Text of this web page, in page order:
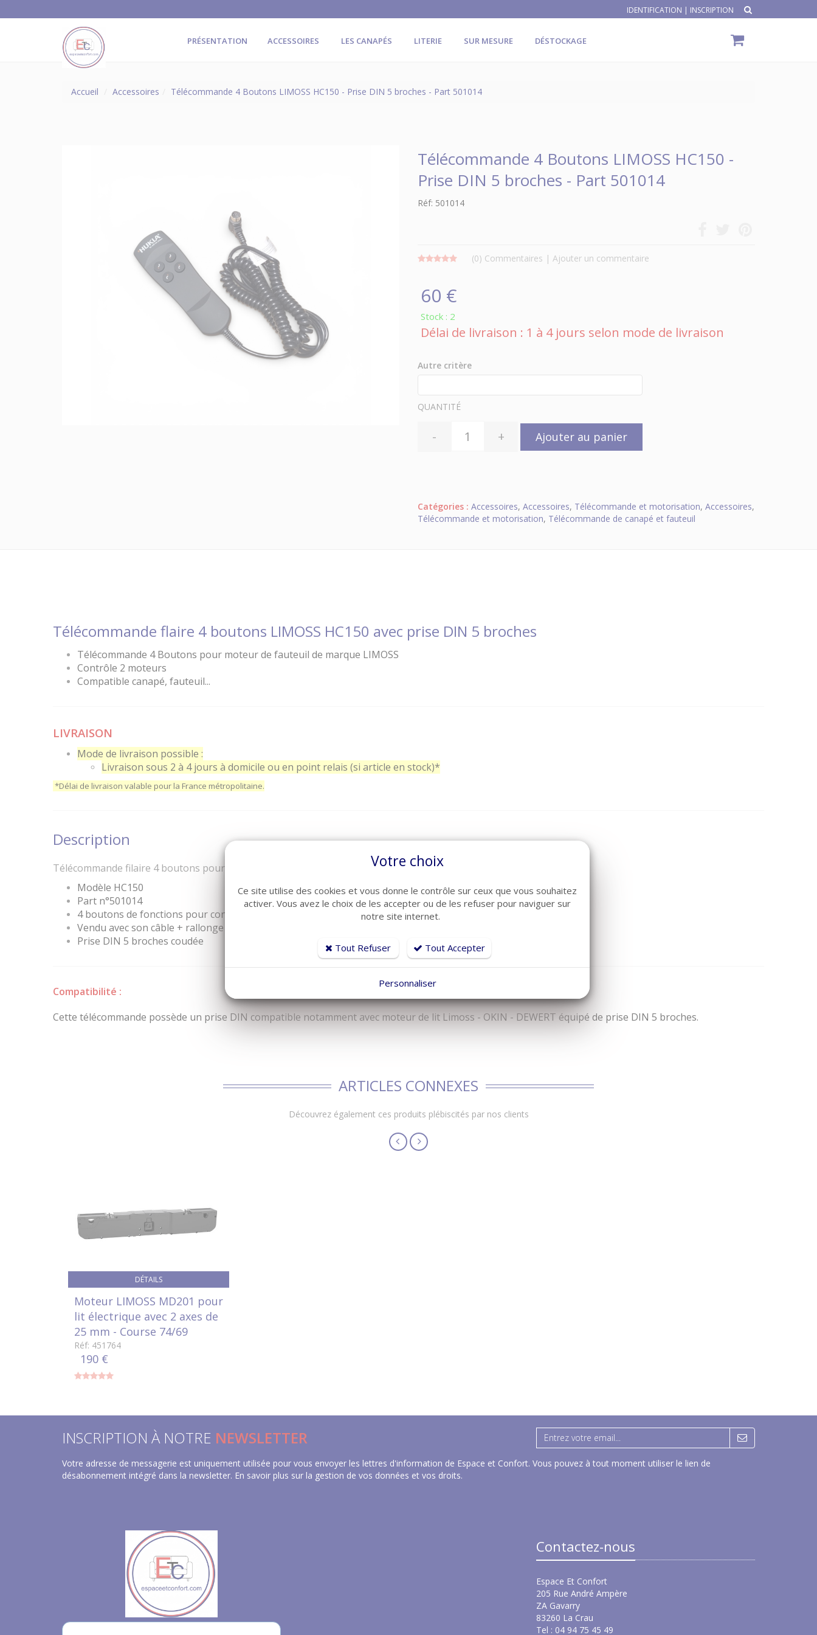
IDENTIFICATION | INSCRIPTION
PRÉSENTATION ACCESSOIRES LES CANAPÉS LITERIE SUR MESURE DÉSTOCKAGE
Accueil Accessoires Télécommande 4 Boutons LIMOSS HC150 - Prise DIN 5 broches - Part 501014
Télécommande 4 Boutons LIMOSS HC150 -
Prise DIN 5 broches - Part 501014
Réf: 501014
(0) Commentaires | Ajouter un commentaire
60 €
Stock : 2
Délai de livraison : 1 à 4 jours selon mode de livraison
Autre critère
QUANTITÉ
- + Ajouter au panier
Catégories : Accessoires, Accessoires, Télécommande et motorisation, Accessoires,
Télécommande et motorisation, Télécommande de canapé et fauteuil
Télécommande flaire 4 boutons LIMOSS HC150 avec prise DIN 5 broches
Télécommande 4 Boutons pour moteur de fauteuil de marque LIMOSS
Contrôle 2 moteurs
Compatible canapé, fauteuil...
LIVRAISON
Mode de livraison possible :
Livraison sous 2 à 4 jours à domicile ou en point relais (si article en stock)*
*Délai de livraison valable pour la France métropolitaine.
Description
Télécommande filaire 4 boutons pour moteur électrique de marque LIMOSS
Modèle HC150
Part n°501014
4 boutons de fonctions pour contrôler 2 moteurs
Vendu avec son câble + rallonge torsadé
Prise DIN 5 broches coudée
Compatibilité :
Cette télécommande possède un prise DIN compatible notamment avec moteur de lit Limoss - OKIN - DEWERT équipé de prise DIN 5 broches.
ARTICLES CONNEXES
Découvrez également ces produits plébiscités par nos clients
DÉTAILS
Moteur LIMOSS MD201 pour
lit électrique avec 2 axes de
25 mm - Course 74/69
Réf: 451764
190 €
INSCRIPTION À NOTRE NEWSLETTER
Votre adresse de messagerie est uniquement utilisée pour vous envoyer les lettres d'information de Espace et Confort. Vous pouvez à tout moment utiliser le lien de
désabonnement intégré dans la newsletter. En savoir plus sur la gestion de vos données et vos droits.
Contactez-nous
Espace Et Confort
205 Rue André Ampère
ZA Gavarry
83260 La Crau
Tel : 04 94 75 45 49
Votre choix
Ce site utilise des cookies et vous donne le contrôle sur ceux que vous souhaitez
activer. Vous avez le choix de les accepter ou de les refuser pour naviguer sur
notre site internet.
Tout Refuser Tout Accepter
Personnaliser